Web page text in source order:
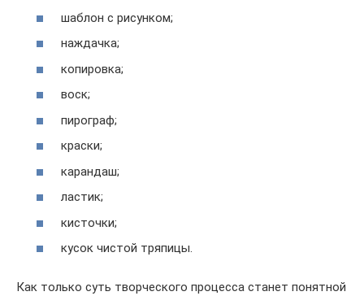
шаблон с рисунком;
наждачка;
копировка;
воск;
пирограф;
краски;
карандаш;
ластик;
кисточки;
кусок чистой тряпицы.
Как только суть творческого процесса станет понятной